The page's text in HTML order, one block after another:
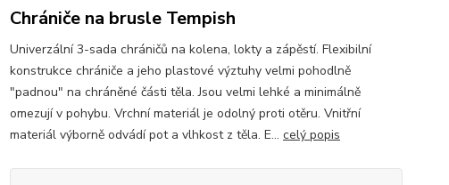
Chrániče na brusle Tempish
Univerzální 3-sada chráničů na kolena, lokty a zápěstí. Flexibilní
konstrukce chrániče a jeho plastové výztuhy velmi pohodlně
"padnou" na chráněné části těla. Jsou velmi lehké a minimálně
omezují v pohybu. Vrchní materiál je odolný proti otěru. Vnitřní
materiál výborně odvádí pot a vlhkost z těla. E... celý popis